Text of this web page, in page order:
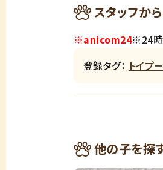
スタッフか
※anicom24※24時
登録タグ： トイプ
他の子を探